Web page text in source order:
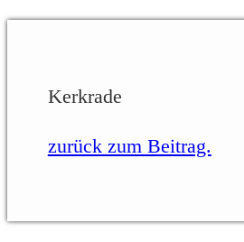
Kerkrade
zurück zum Beitrag.